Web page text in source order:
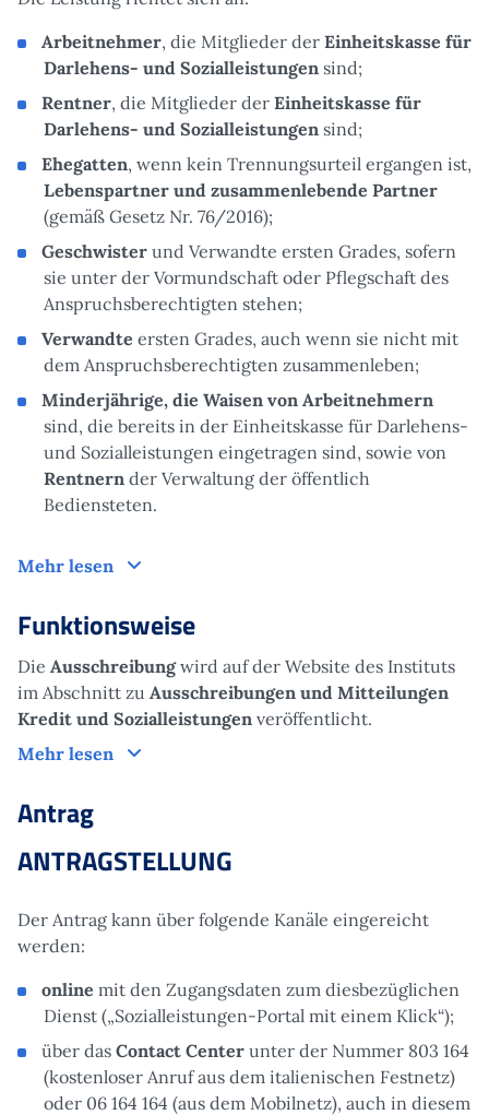
Arbeitnehmer, die Mitglieder der Einheitskasse für
Darlehens- und Sozialleistungen sind;
Rentner, die Mitglieder der Einheitskasse für
Darlehens- und Sozialleistungen sind;
Ehegatten, wenn kein Trennungsurteil ergangen ist,
Lebenspartner und zusammenlebende Partner
(gemäß Gesetz Nr. 76/2016);
Geschwister und Verwandte ersten Grades, sofern
sie unter der Vormundschaft oder Pflegschaft des
Anspruchsberechtigten stehen;
Verwandte ersten Grades, auch wenn sie nicht mit
dem Anspruchsberechtigten zusammenleben;
Minderjährige, die Waisen von Arbeitnehmern
sind, die bereits in der Einheitskasse für Darlehens-
und Sozialleistungen eingetragen sind, sowie von
Rentnern der Verwaltung der öffentlich
Bediensteten.
Mehr lesen Zielgruppe
Funktionsweise
Die Ausschreibungwird auf der Website des Instituts
im Abschnitt zu Ausschreibungen und Mitteilungen
Kredit und Sozialleistungen veröffentlicht.
Mehr lesen
Funktionsweise
Antrag
ANTRAGSTELLUNG
Der Antrag kann über folgende Kanäle eingereicht
werden:
online mit den Zugangsdaten zum diesbezüglichen
Dienst („Sozialleistungen-Portal mit einem Klick“);
über das Contact Center unter der Nummer 803 164
(kostenloser Anruf aus dem italienischen Festnetz)
oder 06 164 164 (aus dem Mobilnetz), auch in diesem